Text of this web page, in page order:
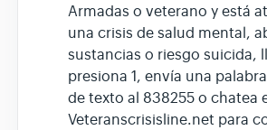
Armadas o veterano y está
una crisis de salud mental,
sustancias o riesgo suicida,
presiona 1, envía una
de texto al 838255 o chatea
Veteranscrisisline.net para